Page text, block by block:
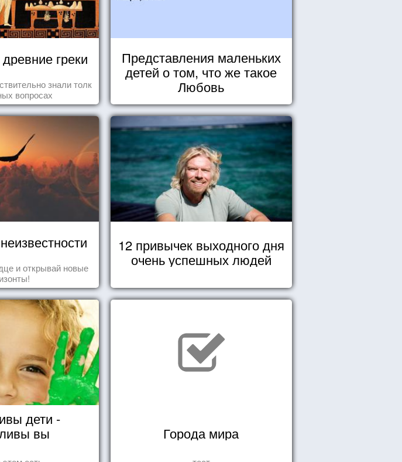
греки
знали толк
вопросах
Представления маленьких
детей о том, что же такое
Любовь
и открывай новые
12 привычек выходного дня
очень успешных людей
дети -
вы
Города мира